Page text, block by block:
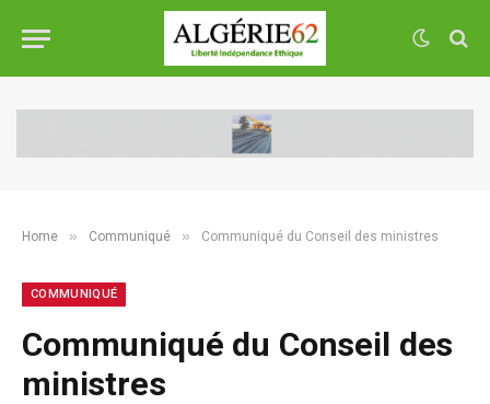
Home » Communiqué » Communiqué du Conseil des ministres
COMMUNIQUÉ
Communiqué du Conseil des
ministres